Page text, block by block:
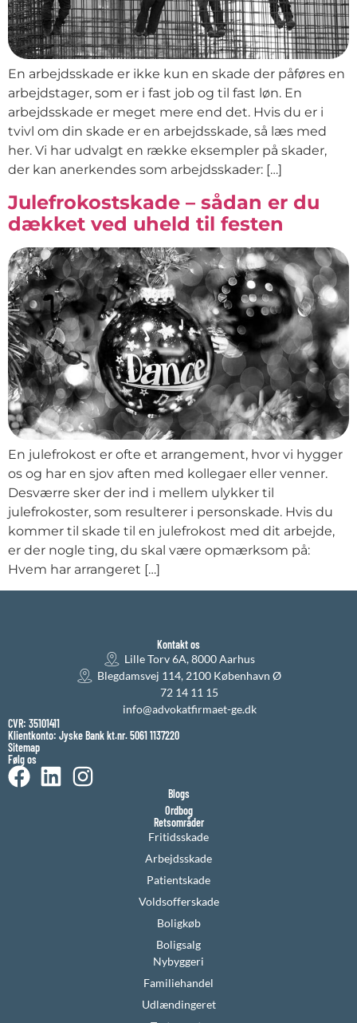
En arbejdsskade er ikke kun en skade der påføres en
arbejdstager, som er i fast job og til fast løn. En
arbejdsskade er meget mere end det. Hvis du er i
tvivl om din skade er en arbejdsskade, så læs med
her. Vi har udvalgt en række eksempler på skader,
der kan anerkendes som arbejdsskader: […]
Julefrokostskade – sådan er du
dækket ved uheld til festen
En julefrokost er ofte et arrangement, hvor vi hygger
os og har en sjov aften med kollegaer eller venner.
Desværre sker der ind i mellem ulykker til
julefrokoster, som resulterer i personskade. Hvis du
kommer til skade til en julefrokost med dit arbejde,
er der nogle ting, du skal være opmærksom på:
Hvem har arrangeret […]
Kontakt os
Lille Torv 6A, 8000 Aarhus
Blegdamsvej 114, 2100 København Ø
72 14 11 15
info@advokatfirmaet-ge.dk
CVR: 35101411
Klientkonto: Jyske Bank kt.nr. 5061 1137220
Sitemap
Følg os
Blogs
Ordbog
Retsområder
Fritidsskade
Arbejdsskade
Patientskade
Voldsofferskade
Boligkøb
Boligsalg
Nybyggeri
Familiehandel
Udlændingeret